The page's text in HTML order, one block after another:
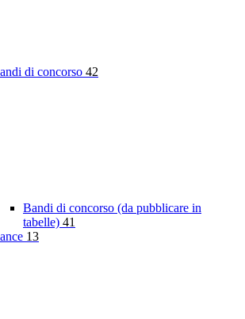
di concorso 42
Bandi di concorso (da pubblicare in
tabelle) 41
13